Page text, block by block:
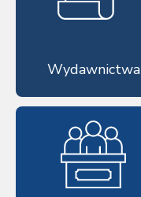
Wydawnictwa